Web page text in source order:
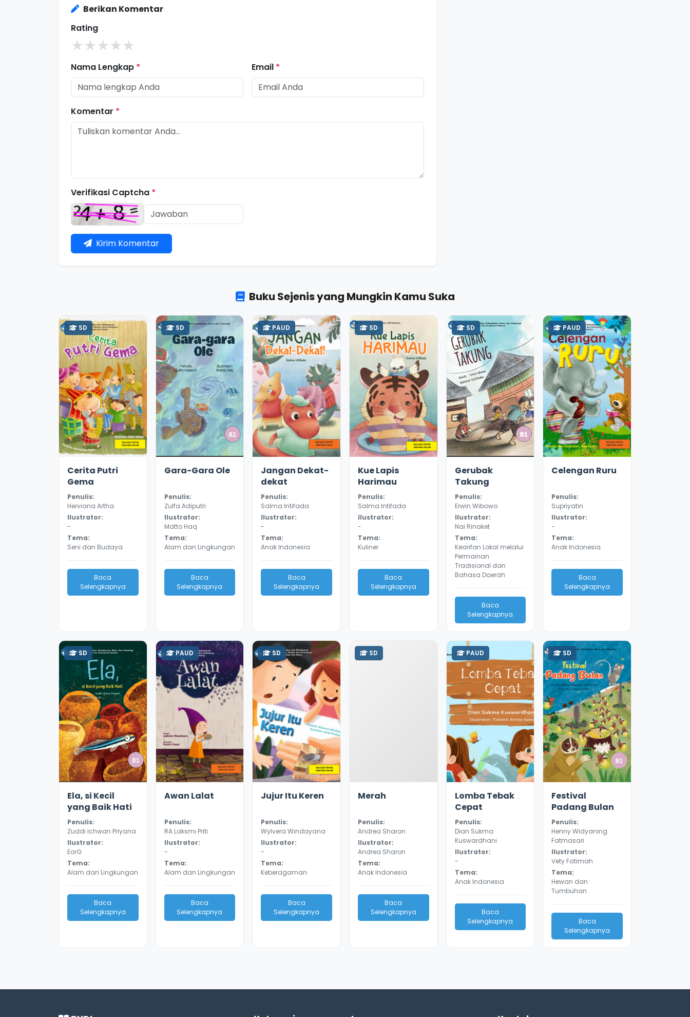
Berikan Komentar
Rating
★★★★★
Nama Lengkap * Email *
Komentar *
Verifikasi Captcha *
Kirim Komentar
Buku Sejenis yang Mungkin Kamu Suka
SD
Cerita Putri
Gema
Penulis:
Herviana Artha
Ilustrator:
-
Tema:
Seni dan Budaya
Baca
Selengkapnya
SD
Gara-Gara Ole
Penulis:
Zulfa Adiputri
Ilustrator:
Matto Haq
Tema:
Alam dan Lingkungan
Baca
Selengkapnya
PAUD
Jangan Dekat-
dekat
Penulis:
Salma Intifada
Ilustrator:
-
Tema:
Anak Indonesia
Baca
Selengkapnya
SD
Kue Lapis
Harimau
Penulis:
Salma Intifada
Ilustrator:
-
Tema:
Kuliner
Baca
Selengkapnya
SD
Gerubak
Takung
Penulis:
Erwin Wibowo
Ilustrator:
Nai Rinaket
Tema:
Kearifan Lokal melalui
Permainan
Tradisional dan
Bahasa Daerah
Baca
Selengkapnya
PAUD
Celengan Ruru
Penulis:
Supriyatin
Ilustrator:
-
Tema:
Anak Indonesia
Baca
Selengkapnya
SD
Ela, si Kecil
yang Baik Hati
Penulis:
Zuddi Ichwan Priyana
Ilustrator:
EorG
Tema:
Alam dan Lingkungan
Baca
Selengkapnya
PAUD
Awan Lalat
Penulis:
RA Laksmi Priti
Ilustrator:
-
Tema:
Alam dan Lingkungan
Baca
Selengkapnya
SD
Jujur Itu Keren
Penulis:
Wylvera Windayana
Ilustrator:
-
Tema:
Keberagaman
Baca
Selengkapnya
SD
Merah
Penulis:
Andrea Sharon
Ilustrator:
Andrea Sharon
Tema:
Anak Indonesia
Baca
Selengkapnya
PAUD
Lomba Tebak
Cepat
Penulis:
Dian Sukma
Kuswardhani
Ilustrator:
-
Tema:
Anak Indonesia
Baca
Selengkapnya
SD
Festival
Padang Bulan
Penulis:
Henny Widyaning
Fatmasari
Ilustrator:
Vety Fatimah
Tema:
Hewan dan
Tumbuhan
Baca
Selengkapnya